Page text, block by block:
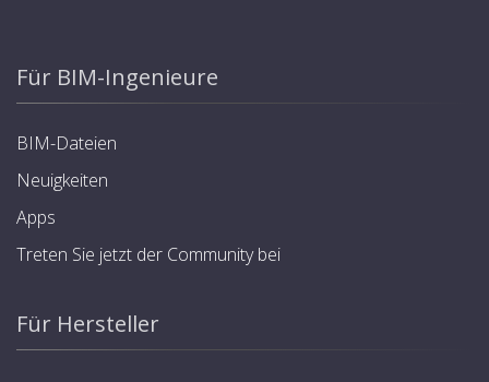
Für BIM-Ingenieure
BIM-Dateien
Neuigkeiten
Apps
Treten Sie jetzt der Community bei
Für Hersteller